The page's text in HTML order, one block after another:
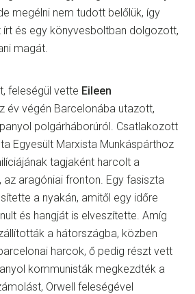
megélni nem tudott belőlük, így
és egy könyvesboltban dolgozott,
magát.
feleségül vette Eileen
év végén Barcelonába utazott,
polgárháborúról. Csatlakozott
Egyesült Marxista Munkáspárthoz
tagjaként harcolt a
az aragóniai fronton. Egy fasiszta
a nyakán, amitől egy időre
és hangját is elveszítette. Amíg
a hátországba, közben
harcok, ő pedig részt vett
kommunisták megkezdték a
Orwell feleségével